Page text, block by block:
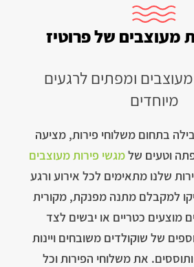
מעוצבים של פרוטיז
ומפתים לרגעים
מיוחדים
בתחום משלוחי פירות, מציעה
וטעים שלמגשי פירות מעוצבים
שלנו מתאימים לכל אירוע ורגע
למקבלם מתנה מפנקת, מקורית
מוצעים כטריים או יבשים לצד
של שוקולדים משובחים ויינות
את משלוחי הפירות וכל